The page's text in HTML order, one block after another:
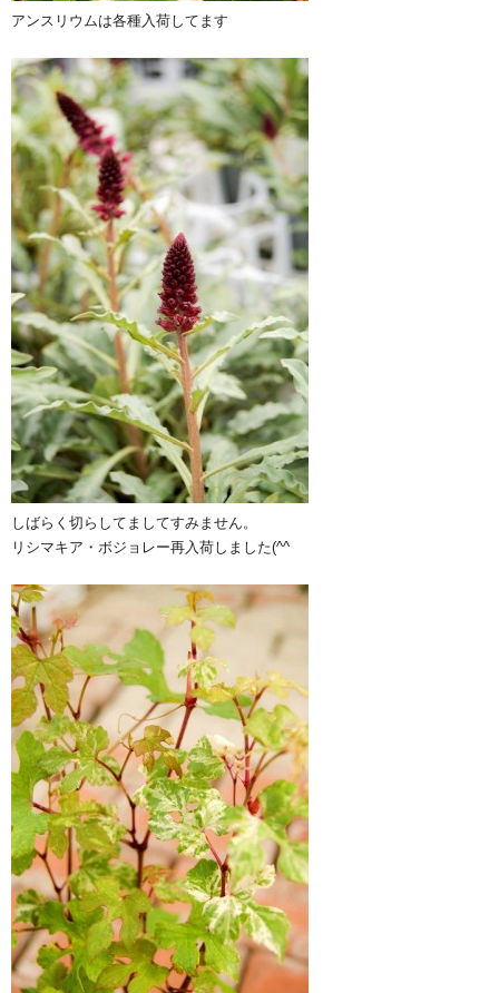
アンスリウムは各種入荷してます
しばらく切らしてましてすみません。
リシマキア・ボジョレー再入荷しました(^^ゞ